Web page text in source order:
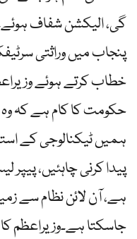
گی، الیکشن شفاف
پنجاب میں وراثتی
خطاب کرتے ہوئے
حکومت کا کام ہے کہ وہ
ہمیں ٹیکنالوجی کے
پیدا کرنی چاہئیں، پیپر
ہے، آن لائن نظام سے
جاسکتا ہے۔وزیراعظم کا